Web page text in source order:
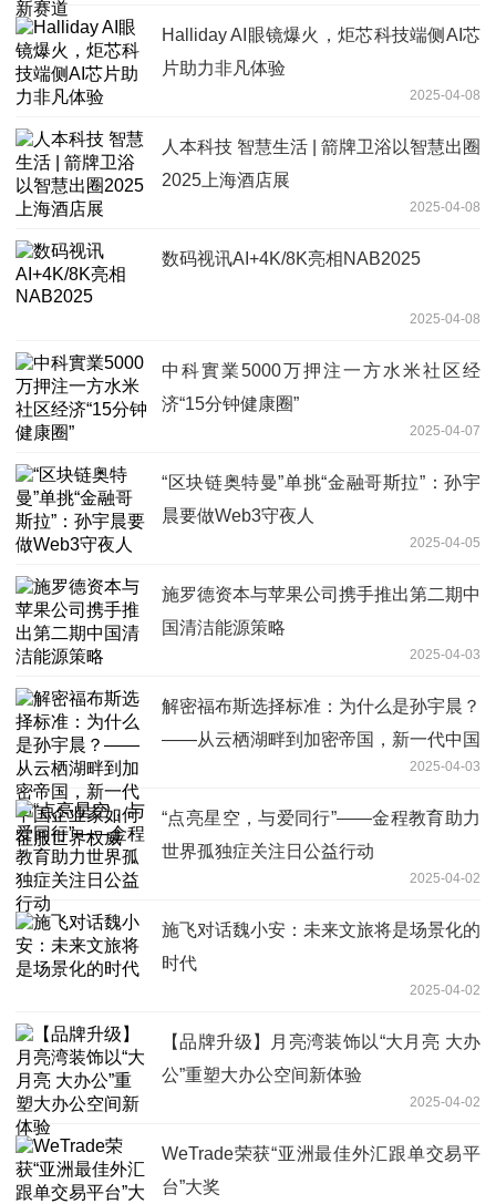
Halliday AI眼镜爆火，炬芯科技端侧AI芯
片助力非凡体验
2025-04-08
人本科技 智慧生活 | 箭牌卫浴以智慧出圈
2025上海酒店展
2025-04-08
数码视讯AI+4K/8K亮相NAB2025
2025-04-08
中科實業5000万押注一方水米社区经
济“15分钟健康圈”
2025-04-07
“区块链奥特曼”单挑“金融哥斯拉”：孙宇
晨要做Web3守夜人
2025-04-05
施罗德资本与苹果公司携手推出第二期中
国清洁能源策略
2025-04-03
解密福布斯选择标准：为什么是孙宇晨？
——从云栖湖畔到加密帝国，新一代中国
2025-04-03
“点亮星空，与爱同行”——金程教育助力
世界孤独症关注日公益行动
2025-04-02
施飞对话魏小安：未来文旅将是场景化的
时代
2025-04-02
【品牌升级】月亮湾装饰以“大月亮 大办
公”重塑大办公空间新体验
2025-04-02
WeTrade荣获“亚洲最佳外汇跟单交易平
台”大奖